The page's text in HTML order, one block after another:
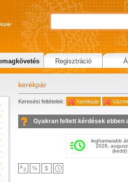
kerékpár
Keresési feltételek: Kerékpár
Gyakran feltett kérdések ebben
leghamarabb
2026.
(kedd)
Regisztráció